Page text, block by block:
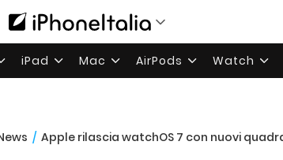
iPad Mac AirPods Watch
/ Apple rilascia watchOS 7 con nuovi